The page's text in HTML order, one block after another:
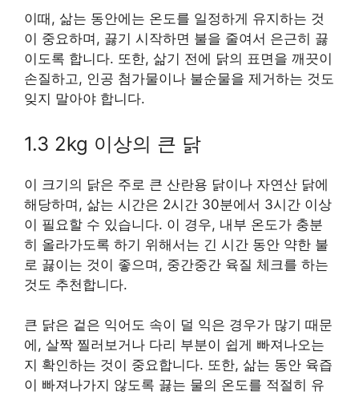
이때, 삶는 동안에는 온도를 일정하게 유지하는 것
이 중요하며, 끓기 시작하면 불을 줄여서 은근히 끓
이도록 합니다. 또한, 삶기 전에 닭의 표면을 깨끗이
손질하고, 인공 첨가물이나 불순물을 제거하는 것도
잊지 말아야 합니다.
1.3 2kg 이상의 큰 닭
이 크기의 닭은 주로 큰 산란용 닭이나 자연산 닭에
해당하며, 삶는 시간은 2시간 30분에서 3시간 이상
이 필요할 수 있습니다. 이 경우, 내부 온도가 충분
히 올라가도록 하기 위해서는 긴 시간 동안 약한 불
로 끓이는 것이 좋으며, 중간중간 육질 체크를 하는
것도 추천합니다.
큰 닭은 겉은 익어도 속이 덜 익은 경우가 많기 때문
에, 살짝 찔러보거나 다리 부분이 쉽게 빠져나오는
지 확인하는 것이 중요합니다. 또한, 삶는 동안 육즙
이 빠져나가지 않도록 끓는 물의 온도를 적절히 유